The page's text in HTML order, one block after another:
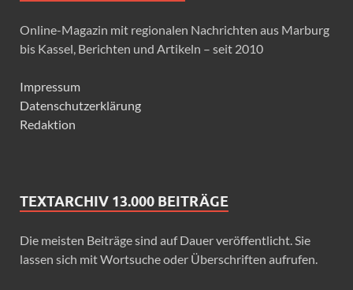
Online-Magazin mit regionalen Nachrichten aus Marburg
bis Kassel, Berichten und Artikeln – seit 2010
Impressum
Datenschutzerklärung
Redaktion
TEXTARCHIV 13.000 BEITRÄGE
Die meisten Beiträge sind auf Dauer veröffentlicht. Sie
lassen sich mit Wortsuche oder Überschriften aufrufen.